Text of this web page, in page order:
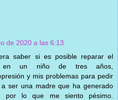
de 2020 a las 6:13
saber si es posible reparar el
en un niño de tres años,
y mis problemas para pedir
ser una madre que ha generado
por lo que me siento pésimo.